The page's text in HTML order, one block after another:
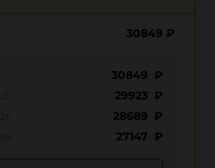
30849 ₽
30849 ₽
29923 ₽
28689 ₽
27147 ₽